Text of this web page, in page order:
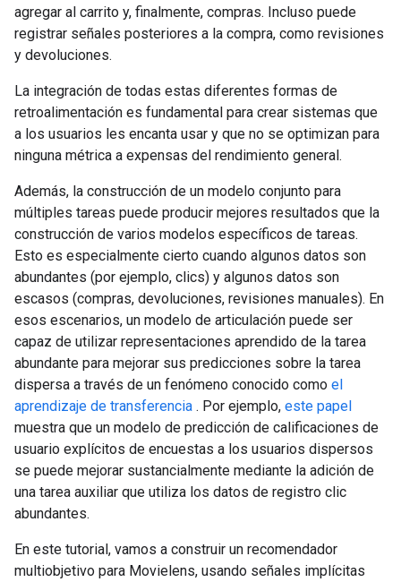
agregar al carrito y, finalmente, compras. Incluso puede
registrar señales posteriores a la compra, como revisiones
y devoluciones.
La integración de todas estas diferentes formas de
retroalimentación es fundamental para crear sistemas que
a los usuarios les encanta usar y que no se optimizan para
ninguna métrica a expensas del rendimiento general.
Además, la construcción de un modelo conjunto para
múltiples tareas puede producir mejores resultados que la
construcción de varios modelos específicos de tareas.
Esto es especialmente cierto cuando algunos datos son
abundantes (por ejemplo, clics) y algunos datos son
escasos (compras, devoluciones, revisiones manuales). En
esos escenarios, un modelo de articulación puede ser
capaz de utilizar representaciones aprendido de la tarea
abundante para mejorar sus predicciones sobre la tarea
dispersa a través de un fenómeno conocido como el
aprendizaje de transferencia . Por ejemplo, este papel
muestra que un modelo de predicción de calificaciones de
usuario explícitos de encuestas a los usuarios dispersos
se puede mejorar sustancialmente mediante la adición de
una tarea auxiliar que utiliza los datos de registro clic
abundantes.
En este tutorial, vamos a construir un recomendador
multiobjetivo para Movielens, usando señales implícitas